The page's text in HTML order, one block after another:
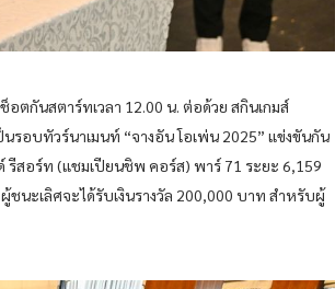
ตกันสตาร์ทเวลา 12.00 น. ต่อด้วย สกินเกมส์
อบทัวร์นาเมนท์ “จางอัน โอเพ่น 2025” แข่งขันกัน
รีสอร์ท (แชมเปียนชิพ คอร์ส) พาร์ 71 ระยะ 6,159
นะเลิศจะได้รับเงินรางวัล 200,000 บาท สำหรับผู้